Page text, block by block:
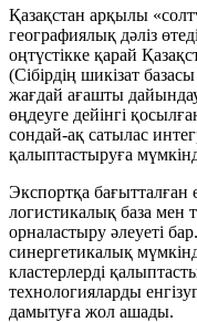
Қазақстан арқылы
географиялық дәліз
оңтүстікке қарай
(Сібірдің шикізат
жағдай ағашты
өңдеуге дейінгі
сондай-ақ сатылас
қалыптастыруға
Экспортқа бағытталған
логистикалық база мен
орналастыру әлеуеті
синергетикалық
кластерлерді
технологияларды
дамытуға жол ашады.